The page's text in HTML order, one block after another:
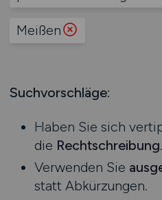
Prozessplanung /
Schienen- / Straßen- /
Vertrieb / Verkauf / Handel
Zoll / Behörden
Sonstige
Mecklenburg-Vorpommern
Rheinland-Pfalz
Sachsen
Sachsen-Anhalt
Schleswig-Holstein
Thüringen
Meißen
Suchvorschläge:
Haben Sie sich
die Rechtschreibung.
Verwenden Sie
statt Abkürzungen.